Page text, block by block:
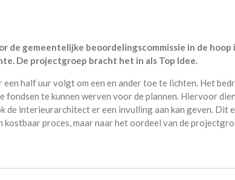
de gemeentelijke beoordelingscommissie in de hoop
De projectgroep bracht het in als Top Idee.
half uur volgt om een en ander toe te lichten. Het
fondsen te kunnen werven voor de plannen. Hiervoor
interieurarchitect er een invulling aan kan geven. Dit
proces, maar naar het oordeel van de